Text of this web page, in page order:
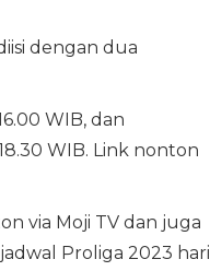
dengan dua
WIB, dan
WIB. Link nonton
via Moji TV dan juga
Proliga 2023 hari